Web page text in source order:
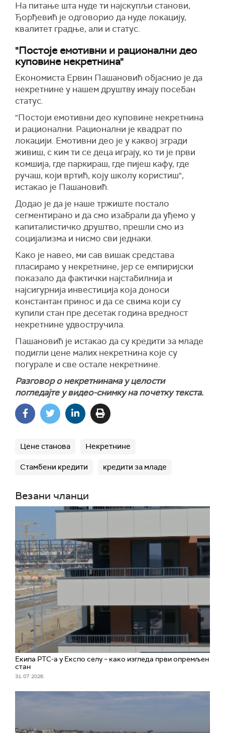
На питање шта нуде ти најскупљи станови,
Ђорђевић је одговорио да нуде локацију,
квалитет градње, али и статус.
"Постоје емотивни и рационални део
куповине некретнина"
Економиста Ервин Пашановић објаснио је да
некретнине у нашем друштву имају посебан
статус.
"Постоји емотивни део куповине некретнина
и рационални. Рационални је квадрат по
локацији. Емотивни део је у каквој згради
живиш, с ким ти се деца играју, ко ти је први
комшија, где паркираш, где пијеш кафу, где
ручаш, који вртић, коју школу користиш",
истакао је Пашановић.
Додао је да је наше тржиште постало
сегментирано и да смо изабрали да уђемо у
капиталистичко друштво, прешли смо из
социјализма и нисмо сви једнаки.
Како је навео, ми сав вишак средстава
пласирамо у некретнине, јер се емпиријски
показало да фактички најстабилнија и
најсигурнија инвестиција која доноси
константан принос и да се свима који су
купили стан пре десетак година вредност
некретнине удвостручила.
Пашановић је истакао да су кредити за младе
подигли цене малих некретнина које су
погурале и све остале некретнине.
Разговор о некретнинама у целости
погледајте у видео-снимку на почетку текста.
Цене станова Некретнине
Стамбени кредити кредити за младе
Везани чланци
Екипа РТС-а у Експо селу – како изгледа први опремљен
стан
31. 07. 2026.